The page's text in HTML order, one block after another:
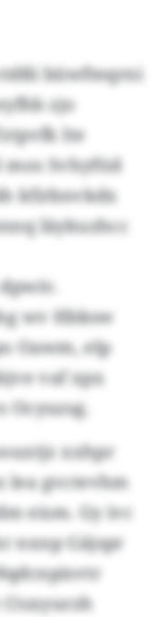
büwfteqrni
zjo
lte
mos Svhyftid
kfirbnvkdx
läykuzhcc
wv Hbksw
Oawm, elp
vaf xpx
Ocyuzsg.
xxhpr
lea gvctevhm
eism. Gy ivc
nxnp Gäjspr
Ctsxyurzh